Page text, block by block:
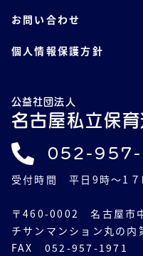
お問い合わせ
個人情報保護方針
公益社団法人
名古屋私立保育
052-
受付時間 平日9時～1７
〒460-0002 名古屋市
チサンマンション丸の
FAX 052-957-1971